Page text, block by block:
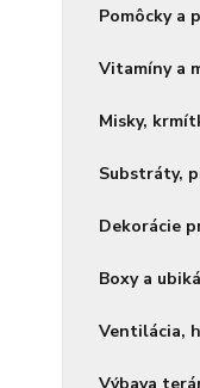
Pomôcky a
Vitamíny a
Misky,
Substráty,
Dekorácie
Boxy a
Ventilácia,
Výbava